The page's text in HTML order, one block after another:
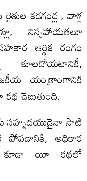
కడగండ్ల , వాళ్ల
నిస్సహాయతలూ
ఆర్థిక రంగం
కూలదోయటానికీ,
యంత్రాంగానికి
చెబుతుంది.
సహృదయుడైనా సాటి
పోవడానికి, అధికార
కూడా యీ కథలో